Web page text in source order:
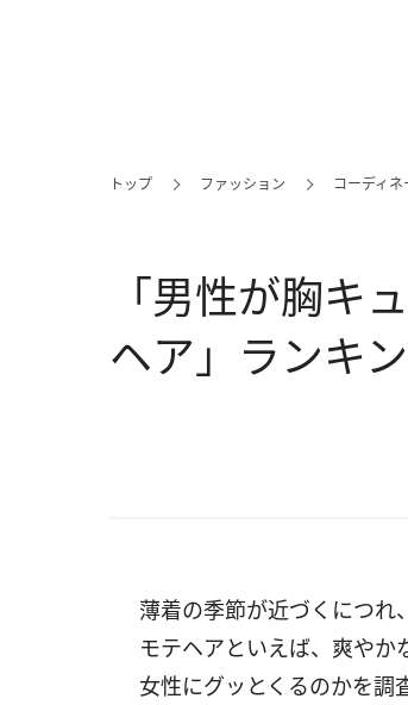
トップ ファッション コーディネ
「男性が胸キ
ヘア」ランキ
薄着の季節が近づくにつ
モテヘアといえば、爽や
女性にグッとくるのかを調